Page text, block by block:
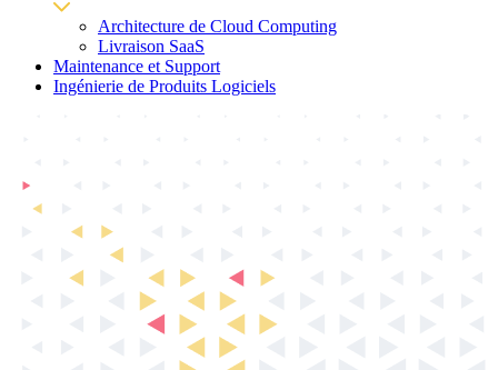
Architecture de Cloud Computing
Livraison SaaS
Maintenance et Support
Ingénierie de Produits Logiciels